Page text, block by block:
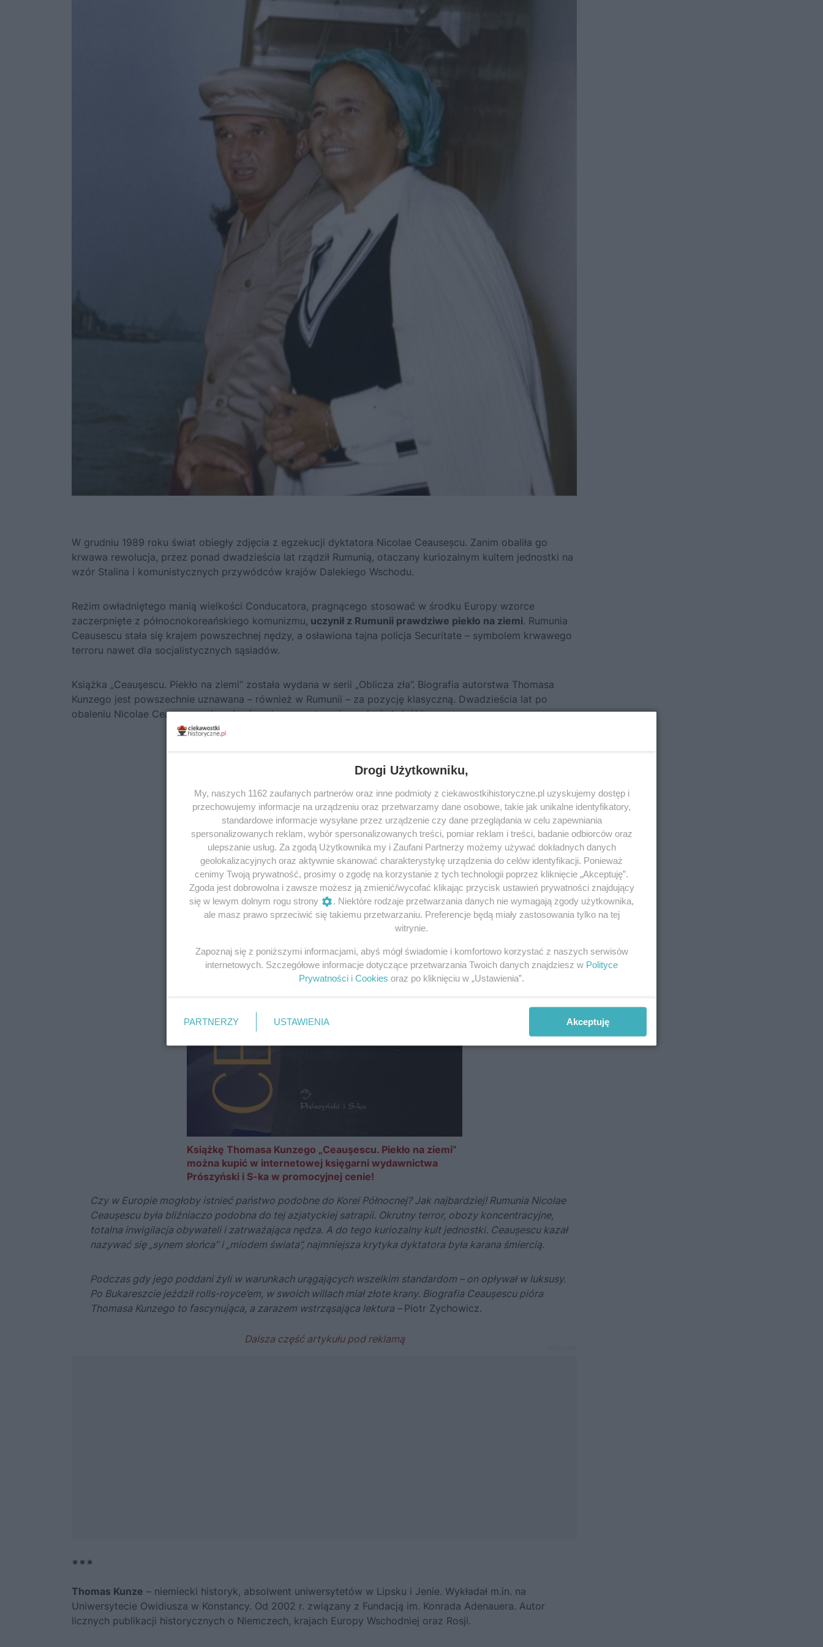
W grudniu 1989 roku świat obiegły zdjęcia z egzekucji dyktatora Nicolae Ceauseșcu. Zanim obaliła go
krwawa rewolucja, przez ponad dwadzieścia lat rządził Rumunią, otaczany kuriozalnym kultem jednostki na
wzór Stalina i komunistycznych przywódców krajów Dalekiego Wschodu.
Reżim owładniętego manią wielkości Conducatora, pragnącego stosować w środku Europy wzorce
zaczerpnięte z północnokoreańskiego komunizmu, uczynił z Rumunii prawdziwe piekło na ziemi. Rumunia
Ceausescu stała się krajem powszechnej nędzy, a osławiona tajna policja Securitate – symbolem krwawego
terroru nawet dla socjalistycznych sąsiadów.
Książka „Ceauşescu. Piekło na ziemi” została wydana w serii „Oblicza zła”. Biografia autorstwa Thomasa
Kunzego jest powszechnie uznawana – również w Rumunii – za pozycję klasyczną. Dwadzieścia lat po
obaleniu Nicolae Ceauseșcu ukazało się najnowsze, trzecie wydanie książki.
Książkę Thomasa Kunzego „Ceauşescu. Piekło na ziemi”
można kupić w internetowej księgarni wydawnictwa
Prószyński i S-ka w promocyjnej cenie!
Czy w Europie mogłoby istnieć państwo podobne do Korei Północnej? Jak najbardziej! Rumunia Nicolae
Ceaușescu była bliźniaczo podobna do tej azjatyckiej satrapii. Okrutny terror, obozy koncentracyjne,
totalna inwigilacja obywateli i zatrważająca nędza. A do tego kuriozalny kult jednostki. Ceaușescu kazał
nazywać się „synem słońca” i „miodem świata”, najmniejsza krytyka dyktatora była karana śmiercią.
Podczas gdy jego poddani żyli w warunkach urągających wszelkim standardom – on opływał w luksusy.
Po Bukareszcie jeździł rolls-royce’em, w swoich willach miał złote krany. Biografia Ceaușescu pióra
Thomasa Kunzego to fascynująca, a zarazem wstrząsająca lektura – Piotr Zychowicz.
***
Thomas Kunze – niemiecki historyk, absolwent uniwersytetów w Lipsku i Jenie. Wykładał m.in. na
Uniwersytecie Owidiusza w Konstancy. Od 2002 r. związany z Fundacją im. Konrada Adenauera. Autor
licznych publikacji historycznych o Niemczech, krajach Europy Wschodniej oraz Rosji.
Drogi Użytkowniku,
My, naszych 1162 zaufanych partnerów oraz inne podmioty z ciekawostkihistoryczne.pl uzyskujemy dostęp i
przechowujemy informacje na urządzeniu oraz przetwarzamy dane osobowe, takie jak unikalne identyfikatory,
standardowe informacje wysyłane przez urządzenie czy dane przeglądania w celu zapewniania
spersonalizowanych reklam, wybór spersonalizowanych treści, pomiar reklam i treści, badanie odbiorców oraz
ulepszanie usług. Za zgodą Użytkownika my i Zaufani Partnerzy możemy używać dokładnych danych
geolokalizacyjnych oraz aktywnie skanować charakterystykę urządzenia do celów identyfikacji. Ponieważ
cenimy Twoją prywatność, prosimy o zgodę na korzystanie z tych technologii poprzez kliknięcie „Akceptuję”.
Zgoda jest dobrowolna i zawsze możesz ją zmienić/wycofać klikając przycisk ustawień prywatności znajdujący
się w lewym dolnym rogu strony
. Niektóre rodzaje przetwarzania danych nie wymagają zgody użytkownika,
ale masz prawo sprzeciwić się takiemu przetwarzaniu. Preferencje będą miały zastosowania tylko na tej
witrynie.
Zapoznaj się z poniższymi informacjami, abyś mógł świadomie i komfortowo korzystać z naszych serwisów
internetowych. Szczegółowe informacje dotyczące przetwarzania Twoich danych znajdziesz w Polityce
Prywatności i Cookies oraz po kliknięciu w „Ustawienia”.
PARTNERZY USTAWIENIA Akceptuję